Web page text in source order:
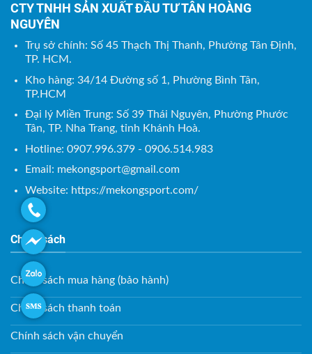
CTY TNHH SẢN XUẤT ĐẦU TƯ TÂN HOÀNG
NGUYÊN
Trụ sở chính: Số 45 Thạch Thị Thanh, Phường Tân Định,
TP. HCM.
Kho hàng: 34/14 Đường số 1, Phường Bình Tân,
TP.HCM
Đại lý Miền Trung: Số 39 Thái Nguyên, Phường Phước
Tân, TP. Nha Trang, tỉnh Khánh Hoà.
Hotline: 0907.996.379 - 0906.514.983
Email: mekongsport@gmail.com
Website: https://mekongsport.com/
Chính sách
Chính sách mua hàng (bảo hành)
Chính sách thanh toán
Chính sách vận chuyển